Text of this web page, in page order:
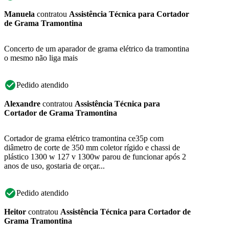
Manuela contratou Assistência Técnica para Cortador
de Grama Tramontina
Concerto de um aparador de grama elétrico da tramontina
o mesmo não liga mais
Pedido atendido
Alexandre contratou Assistência Técnica para
Cortador de Grama Tramontina
Cortador de grama elétrico tramontina ce35p com
diâmetro de corte de 350 mm coletor rígido e chassi de
plástico 1300 w 127 v 1300w parou de funcionar após 2
anos de uso, gostaria de orçar...
Pedido atendido
Heitor contratou Assistência Técnica para Cortador de
Grama Tramontina